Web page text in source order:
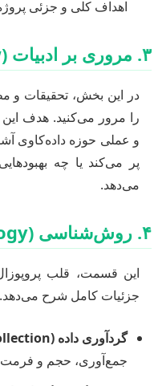
اهداف کلی و جزئی
۳. مروری بر ادبیات (Literature Review)
در این بخش، تحقیقات و
را مرور می‌کنید. هدف
و عملی حوزه داده‌کاوی
پر می‌کند یا چه
می‌دهد.
۴. روش‌شناسی (Methodology)
این قسمت، قلب
جزئیات کامل شرح می‌دهد.
گردآوری داده (Data Collection):
جمع‌آوری، حجم و فرمت